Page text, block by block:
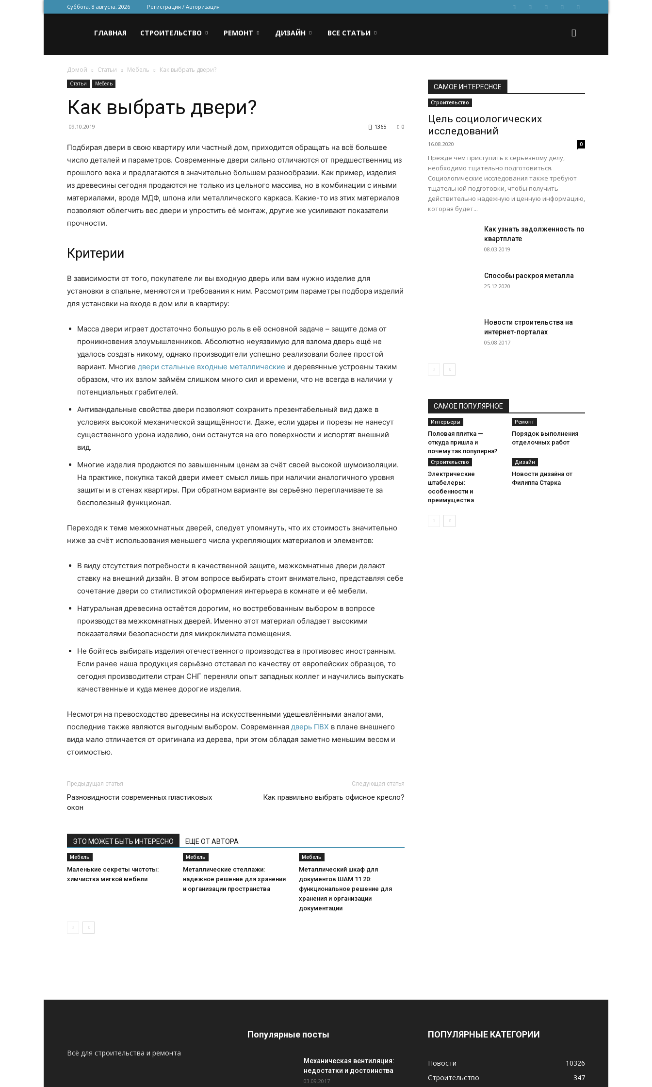
Суббота, 8 августа, 2026 Регистрация / Авторизация
для
строительства
и
ремонта
ГЛАВНАЯ СТРОИТЕЛЬСТВО РЕМОНТ ДИЗАЙН ВСЕ СТАТЬИ
Домой Статьи Мебель Как выбрать двери?
Статьи Мебель
Как выбрать двери?
09.10.2019 0
1365
Подбирая двери в свою квартиру или частный дом, приходится обращать на всё большее
число деталей и параметров. Современные двери сильно отличаются от предшественниц из
прошлого века и предлагаются в значительно большем разнообразии. Как пример, изделия
из древесины сегодня продаются не только из цельного массива, но в комбинации с иными
материалами, вроде МДФ, шпона или металлического каркаса. Какие-то из этих материалов
позволяют облегчить вес двери и упростить её монтаж, другие же усиливают показатели
прочности.
Критерии
В зависимости от того, покупателе ли вы входную дверь или вам нужно изделие для
установки в спальне, меняются и требования к ним. Рассмотрим параметры подбора изделий
для установки на входе в дом или в квартиру:
Масса двери играет достаточно большую роль в её основной задаче – защите дома от
проникновения злоумышленников. Абсолютно неуязвимую для взлома дверь ещё не
удалось создать никому, однако производители успешно реализовали более простой
вариант. Многие двери стальные входные металлические и деревянные устроены таким
образом, что их взлом займём слишком много сил и времени, что не всегда в наличии у
потенциальных грабителей.
Антивандальные свойства двери позволяют сохранить презентабельный вид даже в
условиях высокой механической защищённости. Даже, если удары и порезы не нанесут
существенного урона изделию, они останутся на его поверхности и испортят внешний
вид.
Многие изделия продаются по завышенным ценам за счёт своей высокой шумоизоляции.
На практике, покупка такой двери имеет смысл лишь при наличии аналогичного уровня
защиты и в стенах квартиры. При обратном варианте вы серьёзно переплачиваете за
бесполезный функционал.
Переходя к теме межкомнатных дверей, следует упомянуть, что их стоимость значительно
ниже за счёт использования меньшего числа укрепляющих материалов и элементов:
В виду отсутствия потребности в качественной защите, межкомнатные двери делают
ставку на внешний дизайн. В этом вопросе выбирать стоит внимательно, представляя себе
сочетание двери со стилистикой оформления интерьера в комнате и её мебели.
Натуральная древесина остаётся дорогим, но востребованным выбором в вопросе
производства межкомнатных дверей. Именно этот материал обладает высокими
показателями безопасности для микроклимата помещения.
Не бойтесь выбирать изделия отечественного производства в противовес иностранным.
Если ранее наша продукция серьёзно отставал по качеству от европейских образцов, то
сегодня производители стран СНГ переняли опыт западных коллег и научились выпускать
качественные и куда менее дорогие изделия.
Несмотря на превосходство древесины на искусственными удешевлёнными аналогами,
последние также являются выгодным выбором. Современная дверь ПВХ в плане внешнего
вида мало отличается от оригинала из дерева, при этом обладая заметно меньшим весом и
стоимостью.
Предыдущая статья
Разновидности современных пластиковых
окон
Следующая статья
Как правильно выбрать офисное кресло?
ЭТО МОЖЕТ БЫТЬ ИНТЕРЕСНО ЕЩЕ ОТ АВТОРА
Мебель
Маленькие секреты чистоты:
химчистка мягкой мебели
Мебель
Металлические стеллажи:
надежное решение для хранения
и организации пространства
Мебель
Металлический шкаф для
документов ШАМ 11 20:
функциональное решение для
хранения и организации
документации
САМОЕ ИНТЕРЕСНОЕ
Строительство
Цель социологических
исследований
16.08.2020 0
Прежде чем приступить к серьезному делу,
необходимо тщательно подготовиться.
Социологические исследования также требуют
тщательной подготовки, чтобы получить
действительно надежную и ценную информацию,
которая будет...
Как узнать задолженность по
квартплате
08.03.2019
Способы раскроя металла
25.12.2020
Новости строительства на
интернет-порталах
05.08.2017
САМОЕ ПОПУЛЯРНОЕ
Интерьеры
Половая плитка —
откуда пришла и
почему так популярна?
Ремонт
Порядок выполнения
отделочных работ
Строительство
Электрические
штабелеры:
особенности и
преимущества
Дизайн
Новости дизайна от
Филиппа Старка
Всё для строительства и ремонта
Популярные посты
Механическая вентиляция:
недостатки и достоинства
03.09.2017
ПОПУЛЯРНЫЕ КАТЕГОРИИ
Новости
10326
Строительство
347